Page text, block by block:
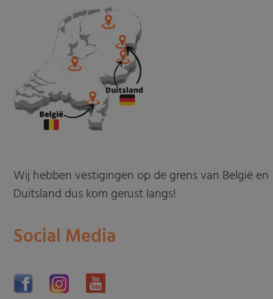
Wij hebben vestigingen op de grens van België en
Duitsland dus kom gerust langs!
Social Media